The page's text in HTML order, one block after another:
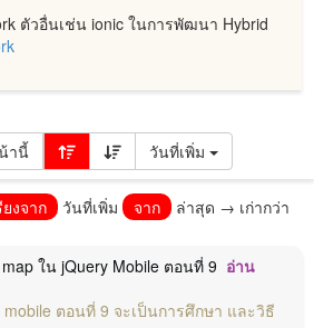
ตัวอื่นเช่น ionic ในการพัฒนา Hybrid
านี้ วันที่เพิ่ม
ใน jQuery Mobile ตอนที่ 9 อ่าน
mobile ตอนที่ 9 จะเป็นการศึกษา และวิธี
ยงจาก วันที่เพิ่ม จาก ล่าสุด → เก่ากว่า